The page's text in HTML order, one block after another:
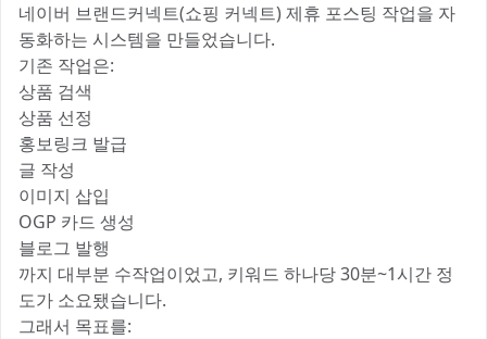
네이버 브랜드커넥트(쇼핑 커넥트) 제휴 포스팅 작업을 자
동화하는 시스템을 만들었습니다.
기존 작업은:
상품 검색
상품 선정
홍보링크 발급
글 작성
이미지 삽입
OGP 카드 생성
블로그 발행
까지 대부분 수작업이었고, 키워드 하나당 30분~1시간 정
도가 소요됐습니다.
그래서 목표를: